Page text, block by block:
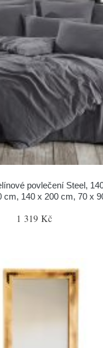
povlečení Steel,
cm, 140 x 200 cm, 70 x
1 319 Kč